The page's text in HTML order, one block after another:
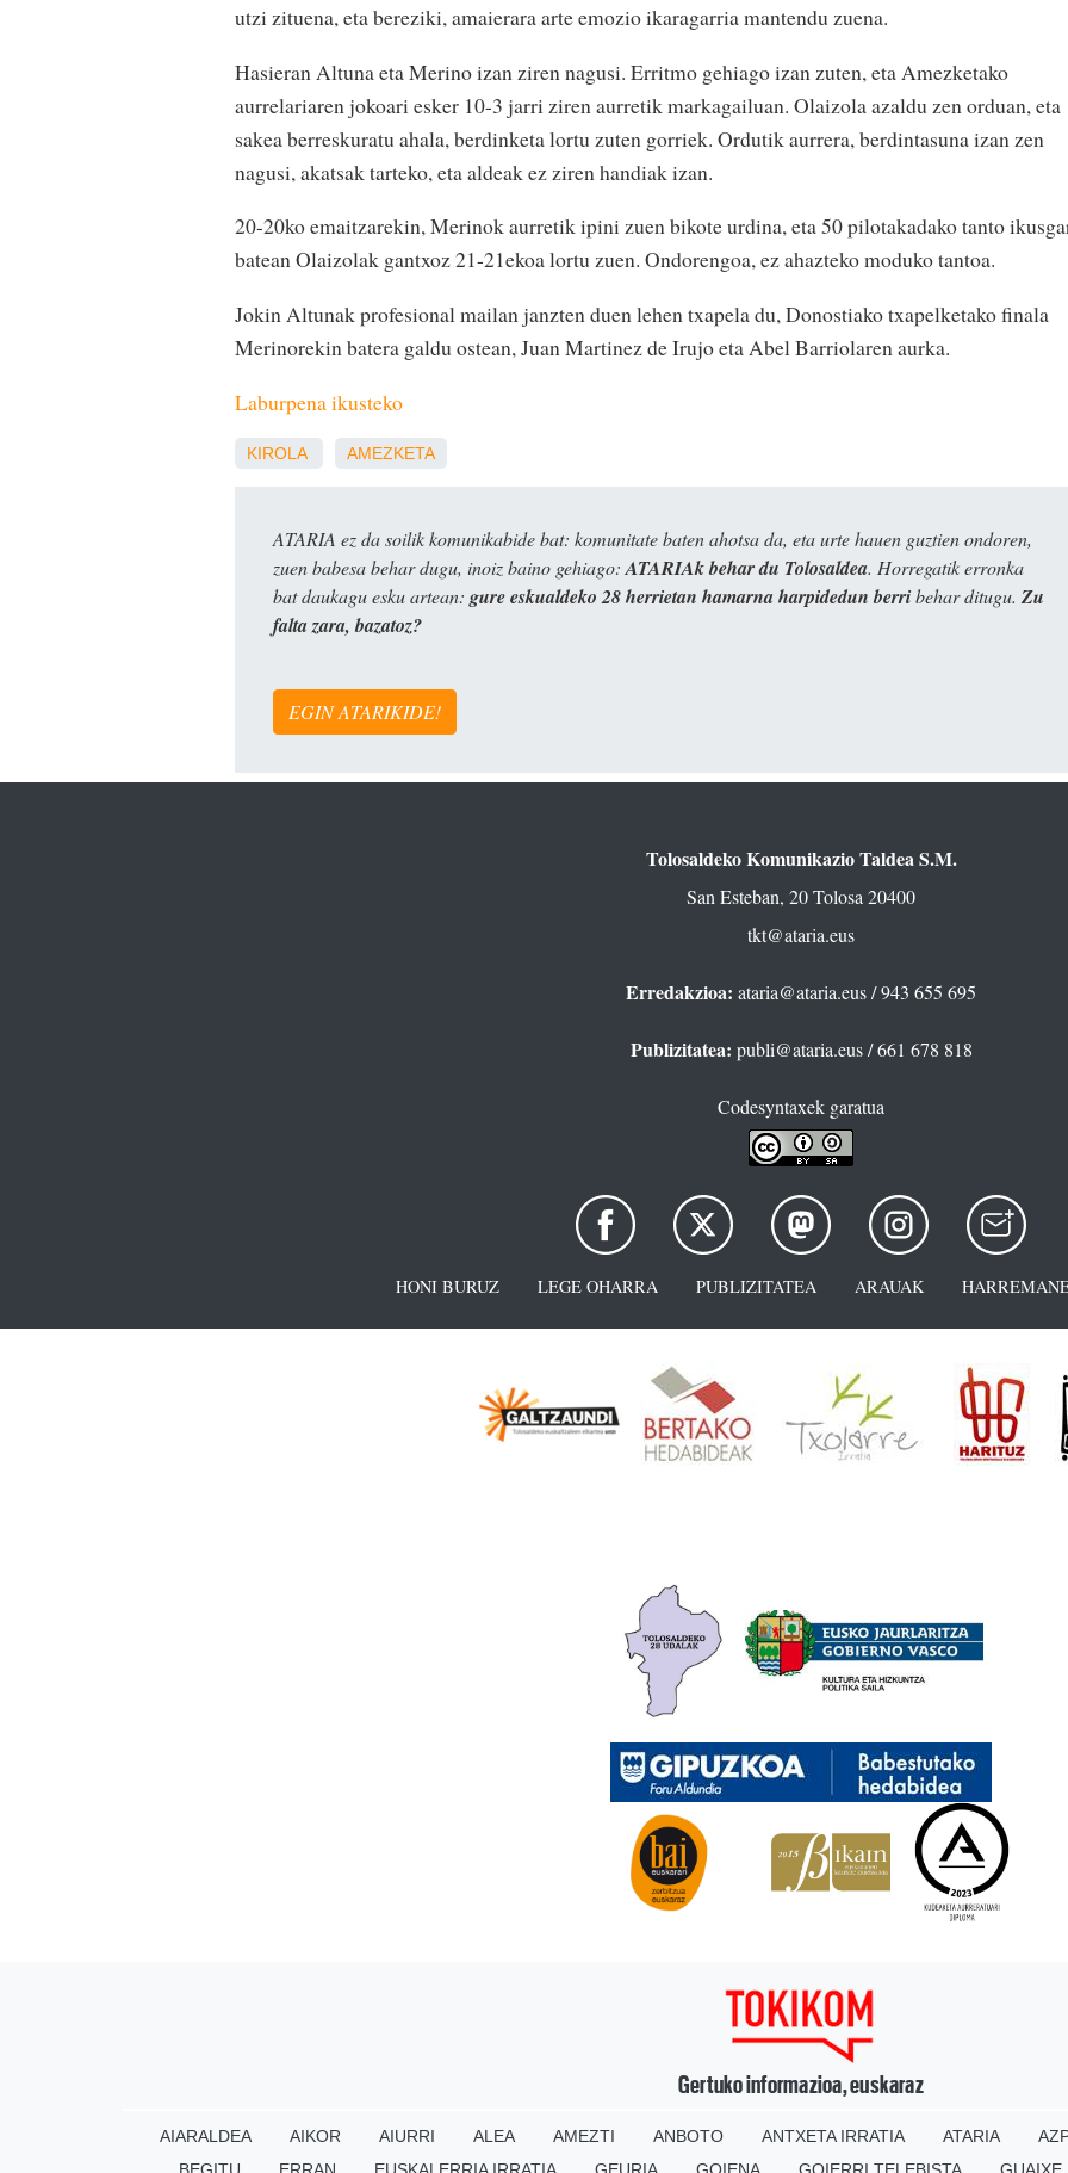
utzi zituena, eta bereziki, amaierara arte emozio ikaragarria mantendu zuena.
Hasieran Altuna eta Merino izan ziren nagusi. Erritmo gehiago izan zuten, eta Amezketako
aurrelariaren jokoari esker 10-3 jarri ziren aurretik markagailuan. Olaizola azaldu zen orduan, eta
sakea berreskuratu ahala, berdinketa lortu zuten gorriek. Ordutik aurrera, berdintasuna izan zen
nagusi, akatsak tarteko, eta aldeak ez ziren handiak izan.
20-20ko emaitzarekin, Merinok aurretik ipini zuen bikote urdina, eta 50 pilotakadako tanto
batean Olaizolak gantxoz 21-21ekoa lortu zuen. Ondorengoa, ez ahazteko moduko tantoa.
Jokin Altunak profesional mailan janzten duen lehen txapela du, Donostiako txapelketako finala
Merinorekin batera galdu ostean, Juan Martinez de Irujo eta Abel Barriolaren aurka.
Laburpena ikusteko
KIROLA AMEZKETA
ATARIA ez da soilik komunikabide bat: komunitate baten ahotsa da, eta urte hauen guztien ondoren,
zuen babesa behar dugu, inoiz baino gehiago:ATARIAk behar du Tolosaldea. Horregatik erronka
bat daukagu esku artean: gure eskualdeko 28 herrietan hamarna harpidedun berribehar ditugu. Zu
falta zara, bazatoz?
EGIN ATARIKIDE!
Tolosaldeko Komunikazio Taldea S.M.
San Esteban, 20 Tolosa 20400
tkt@ataria.eus
Erredakzioa: ataria@ataria.eus/ 943 655 695
Publizitatea: publi@ataria.eus/ 661 678 818
Codesyntaxek garatua
HONI BURUZ LEGE OHARRA PUBLIZITATEA ARAUAK
Gertuko informazioa, euskaraz
AIARALDEA AIKOR AIURRI ALEA AMEZTI ANBOTO ANTXETA IRRATIA ATARIA
BEGITU
ERRAN EUSKALERRIA IRRATIA GEURIA GOIENA GOIERRI TELEBISTA GUAIXE